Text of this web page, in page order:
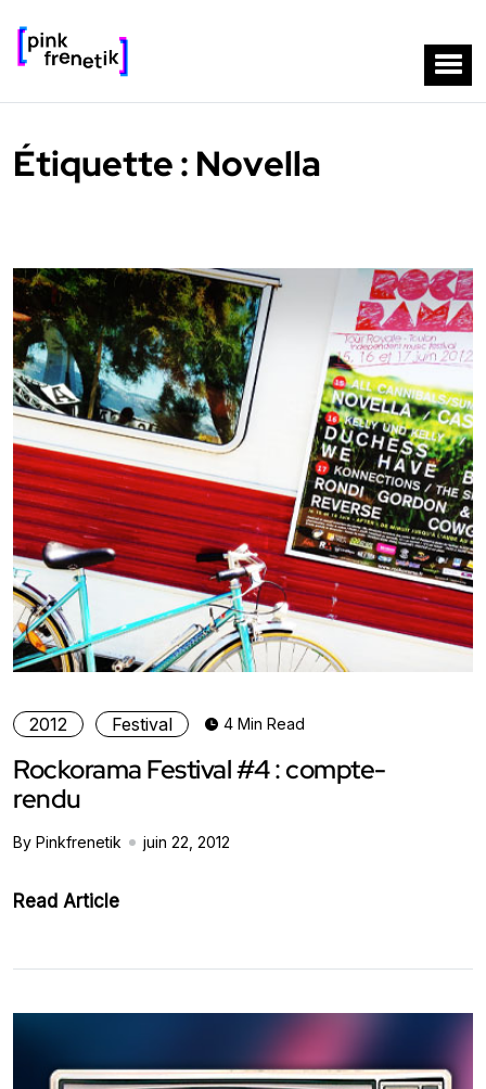
Étiquette : Novella
2012 Festival 4 Min Read
Rockorama Festival #4 : compte-
rendu
By Pinkfrenetik juin 22, 2012
Read Article